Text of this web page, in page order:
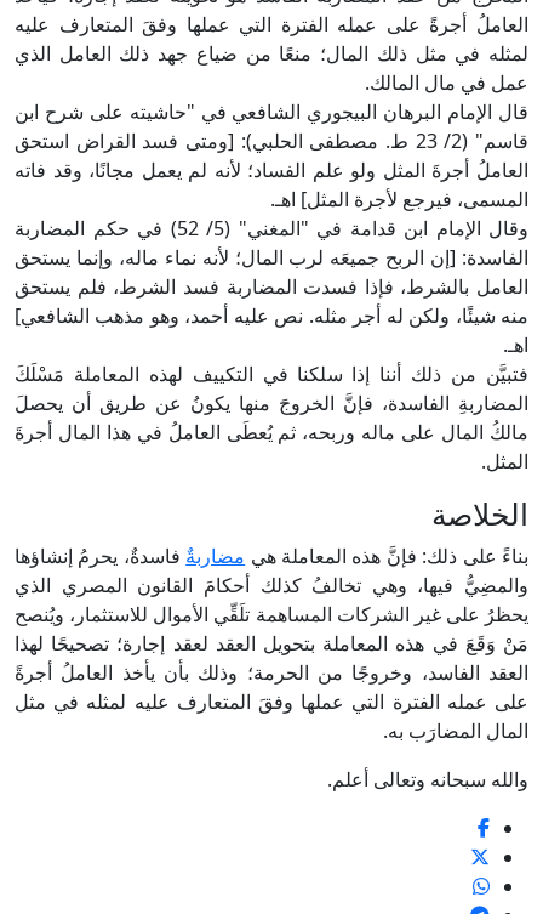
العاملُ أجرةً على عمله الفترة التي عملها وفقَ المتعارف عليه
لمثله في مثل ذلك المال؛ منعًا من ضياع جهد ذلك العامل الذي
عمل في مال المالك.
قال الإمام البرهان البيجوري الشافعي في "حاشيته على شرح ابن
قاسم" (2/ 23 ط. مصطفى الحلبي): [ومتى فسد القراض استحق
العاملُ أجرةَ المثل ولو علم الفساد؛ لأنه لم يعمل مجانًا، وقد فاته
المسمى، فيرجع لأجرة المثل] اهـ.
وقال الإمام ابن قدامة في "المغني" (5/ 52) في حكم المضاربة
الفاسدة: [إن الربح جميعَه لرب المال؛ لأنه نماء ماله، وإنما يستحق
العامل بالشرط، فإذا فسدت المضاربة فسد الشرط، فلم يستحق
منه شيئًا، ولكن له أجر مثله. نص عليه أحمد، وهو مذهب الشافعي]
اهـ.
فتبيَّن من ذلك أننا إذا سلكنا في التكييف لهذه المعاملة مَسْلَكَ
المضاربةِ الفاسدة، فإنَّ الخروجَ منها يكونُ عن طريق أن يحصلَ
مالكُ المال على ماله وربحه، ثم يُعطَى العاملُ في هذا المال أجرةَ
المثل.
الخلاصة
بناءً على ذلك: فإنَّ هذه المعاملة هي مضاربة ٌ فاسدةٌ، يحرمُ إنشاؤها
والمضِيُّ فيها، وهي تخالفُ كذلك أحكامَ القانون المصري الذي
يحظرُ على غير الشركات المساهمة تلَقِّي الأموال للاستثمار، ويُنصح
مَنْ وَقَعَ في هذه المعاملة بتحويل العقد لعقد إجارة؛ تصحيحًا لهذا
العقد الفاسد، وخروجًا من الحرمة؛ وذلك بأن يأخذ العاملُ أجرةً
على عمله الفترة التي عملها وفقَ المتعارف عليه لمثله في مثل
المال المضارَب به.
والله سبحانه وتعالى أعلم.